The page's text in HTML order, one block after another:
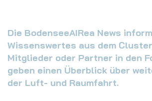
Die BodenseeAIRea News
Wissenswertes aus dem
Mitglieder oder Partner in den
geben einen Überblick über
der Luft- und Raumfahrt.